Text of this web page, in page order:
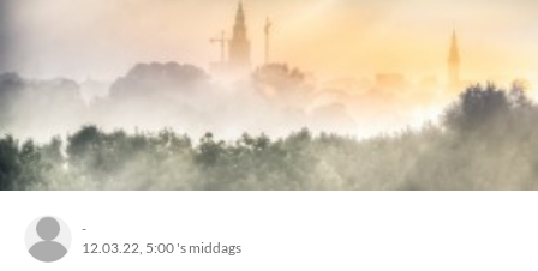
-
12.03.22, 5:00 's middags